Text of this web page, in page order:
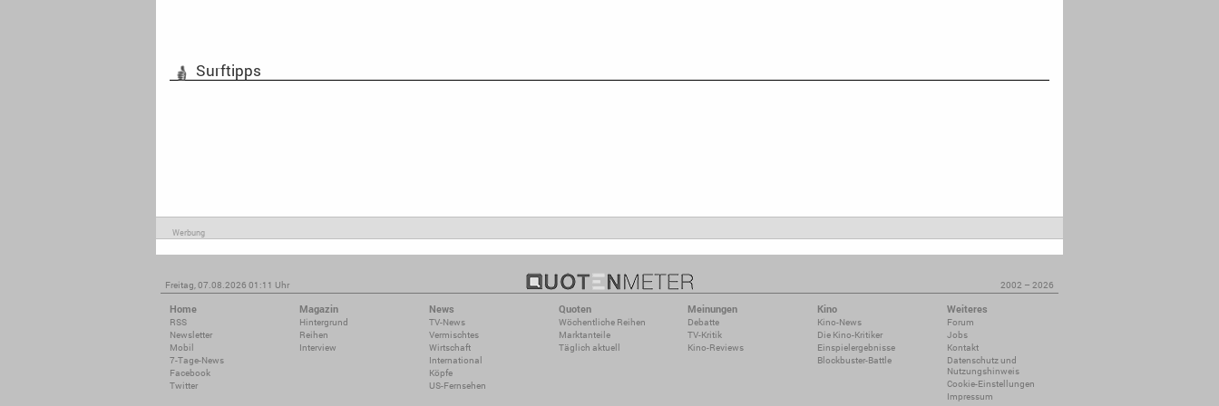
Surftipps
Werbung
Freitag, 07.08.2026 01:11 Uhr 2002 – 2026
Home
RSS
Newsletter
Mobil
7-Tage-News
Facebook
Twitter
Magazin
Hintergrund
Reihen
Interview
News
TV-News
Vermischtes
Wirtschaft
International
Köpfe
US-Fernsehen
Quoten
Wöchentliche Reihen
Marktanteile
Täglich aktuell
Meinungen
Debatte
TV-Kritik
Kino-Reviews
Kino
Kino-News
Die Kino-Kritiker
Einspielergebnisse
Blockbuster-Battle
Weiteres
Forum
Jobs
Kontakt
Datenschutz und
Nutzungshinweis
Cookie-Einstellungen
Impressum